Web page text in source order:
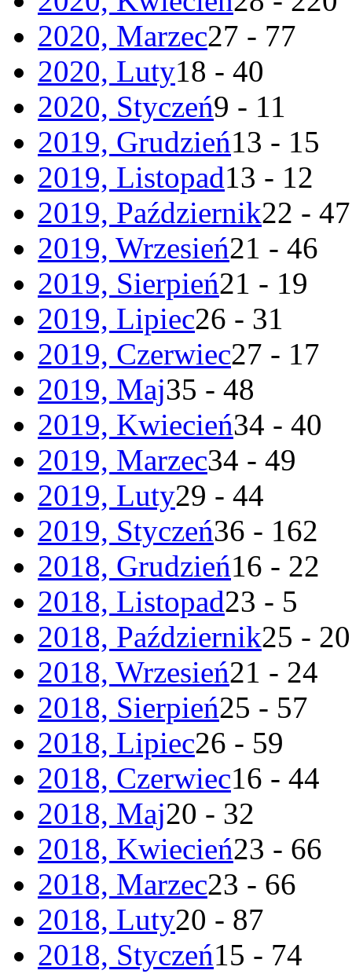
2020, Marzec27 - 77
2020, Luty18 - 40
2020, Styczeń9 - 11
2019, Grudzień13 - 15
2019, Listopad13 - 12
2019, Październik22 - 47
2019, Wrzesień21 - 46
2019, Sierpień21 - 19
2019, Lipiec26 - 31
2019, Czerwiec27 - 17
2019, Maj35 - 48
2019, Kwiecień34 - 40
2019, Marzec34 - 49
2019, Luty29 - 44
2019, Styczeń36 - 162
2018, Grudzień16 - 22
2018, Listopad23 - 5
2018, Październik25 - 20
2018, Wrzesień21 - 24
2018, Sierpień25 - 57
2018, Lipiec26 - 59
2018, Czerwiec16 - 44
2018, Maj20 - 32
2018, Kwiecień23 - 66
2018, Marzec23 - 66
2018, Luty20 - 87
2018, Styczeń15 - 74